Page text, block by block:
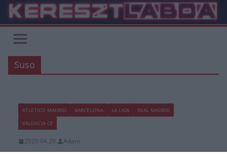
Skip
content
Suso
ATLETICO MADRID BARCELONA LA LIGA
REAL MADRID
VALENCIA CF
2020.04.20. Adam